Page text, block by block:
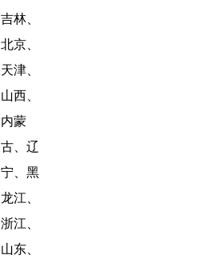
吉林、
北京、
天津、
山西、
内蒙
古、辽
宁、黑
龙江、
浙江、
山东、